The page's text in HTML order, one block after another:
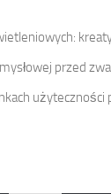
przed
użyteczności